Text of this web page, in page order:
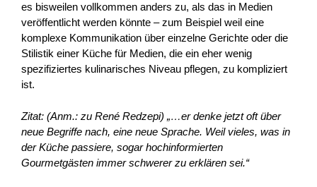
es bisweilen vollkommen anders zu, als das in Medien
veröffentlicht werden könnte – zum Beispiel weil eine
komplexe Kommunikation über einzelne Gerichte oder die
Stilistik einer Küche für Medien, die ein eher wenig
spezifiziertes kulinarisches Niveau pflegen, zu kompliziert
ist.
Zitat: (Anm.: zu René Redzepi) „…er denke jetzt oft über
neue Begriffe nach, eine neue Sprache. Weil vieles, was in
der Küche passiere, sogar hochinformierten
Gourmetgästen immer schwerer zu erklären sei.“